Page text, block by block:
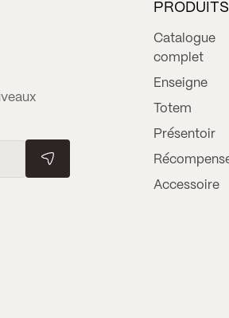
PRODUITS
Catalogue
complet
Enseigne
Totem
Présentoir
Accessoire